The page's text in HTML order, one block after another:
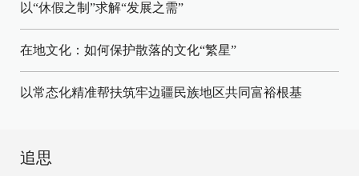
以“休假之制”求解“发展之需”
在地文化：如何保护散落的文化“繁星”
以常态化精准帮扶筑牢边疆民族地区共同富裕根基
追思